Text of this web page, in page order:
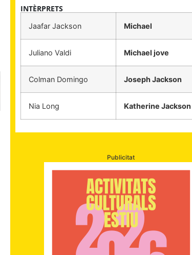
INTÈRPRETS
Jaafar Jackson Michael
Juliano Valdi Michael jove
Colman Domingo Joseph Jackson
Nia Long Katherine Jackson
Publicitat